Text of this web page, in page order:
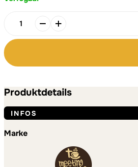
Jesus
hört
zu
/
Menge
Produktdetails
INFOS
Marke